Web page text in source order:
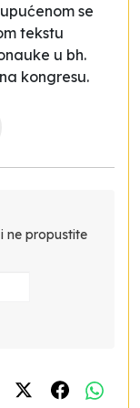
se
tekstu
u bh.
kongresu.
ne propustite